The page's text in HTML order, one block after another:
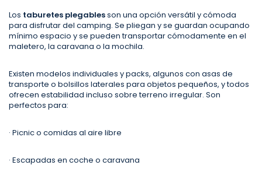
Los taburetes plegablesson una opción versátil y cómoda
para disfrutar del camping. Se pliegan y se guardan ocupando
mínimo espacio y se pueden transportar cómodamente en el
maletero, la caravana o la mochila.
Existen modelos individuales y packs, algunos con asas de
transporte o bolsillos laterales para objetos pequeños, y todos
ofrecen estabilidad incluso sobre terreno irregular. Son
perfectos para:
· Picnic o comidas al aire libre
· Escapadas en coche o caravana